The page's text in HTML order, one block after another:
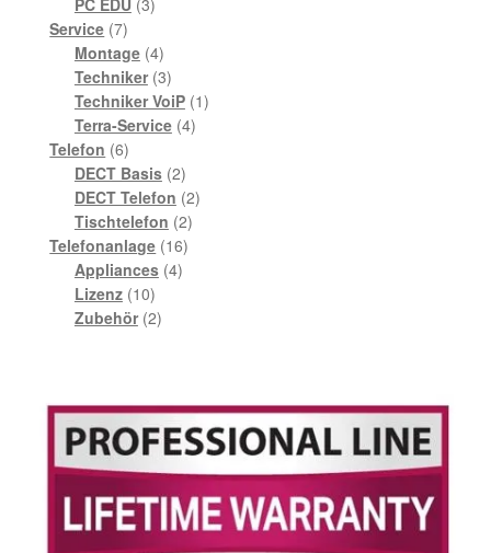
Service 77
Produkte
Montage 44
Produkte
Techniker 33
Produkte
Techniker VoiP 11
Terra-Service 44
Telefon 66
Produkte
DECT Basis 22
Produkte
DECT Telefon 22
Tischtelefon 22
Produkte
Telefonanlage 1616
Appliances 44
Lizenz 1010
Produkte
Zubehör 22